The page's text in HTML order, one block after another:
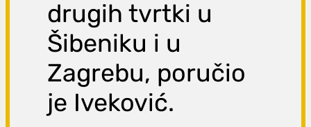
drugih tvrtki u
Šibeniku i u
Zagrebu, poručio
je Iveković.